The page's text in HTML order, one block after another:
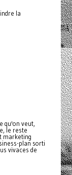
la
qu'on veut,
le reste
marketing
plan sorti
vivaces de